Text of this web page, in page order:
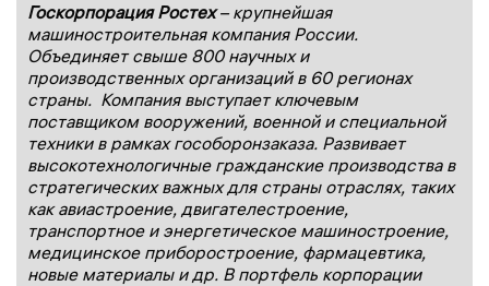
Госкорпорация Ростех– крупнейшая
машиностроительная компания России.
Объединяет свыше 800 научных и
производственных организаций в 60 регионах
страны. Компания выступает ключевым
поставщиком вооружений, военной и специальной
техники в рамках гособоронзаказа. Развивает
высокотехнологичные гражданские производства в
стратегических важных для страны отраслях, таких
как авиастроение, двигателестроение,
транспортное и энергетическое машиностроение,
медицинское приборостроение, фармацевтика,
новые материалы и др. В портфель корпорации